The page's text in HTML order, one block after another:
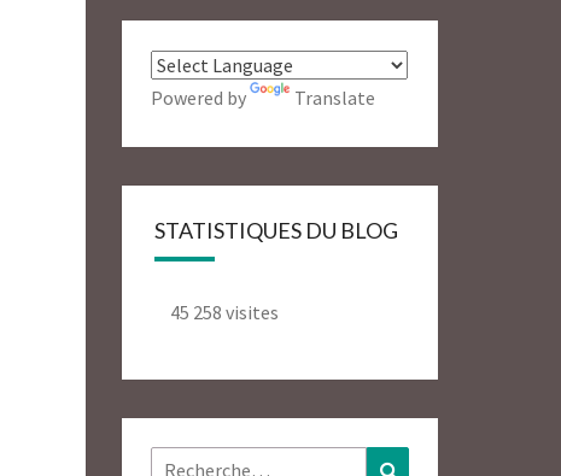
Powered by Translate
STATISTIQUES DU BLOG
45 258 visites
Rechercher :